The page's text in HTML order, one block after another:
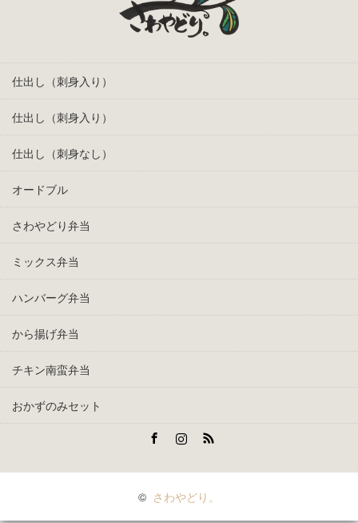
仕出し（刺身入り）
仕出し（刺身入り）
仕出し（刺身なし）
オードブル
さわやどり弁当
ミックス弁当
ハンバーグ弁当
から揚げ弁当
チキン南蛮弁当
おかずのみセット
© さわやどり。